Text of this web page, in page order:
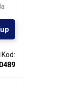
Kod: